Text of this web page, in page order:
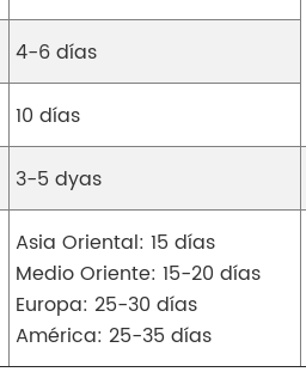
4-6 días
10 días
3-5 dyas
Asia Oriental: 15 días
Medio Oriente: 15-20 días
Europa: 25-30 días
América: 25-35 días